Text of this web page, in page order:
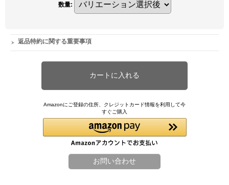
数量:
返品特約に関する重要事項
Amazonにご登録の住所、クレジットカード情報を利用して今
すぐご購入